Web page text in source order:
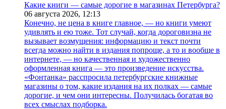
Какие книги — самые дорогие в магазинах Петербурга?
06 августа 2026, 12:13
Конечно, не цена в книге главное, — но книги умеют
удивлять и ею тоже. Тот случай, когда дороговизна не
вызывает возмущения: информацию и текст почти
всегда можно найти в издания попроще, а то и вообще в
интернете, — но качественная и художественно
оформленная книга — это произведение искусства.
«Фонтанка» расспросила петербургские книжные
магазины о том, какие издания на их полках — самые
дорогие, и чем они интересны. Получилась богатая во
всех смыслах подборка.